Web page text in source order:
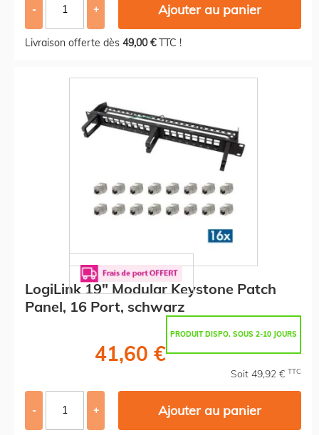
- + Ajouter au panier
Livraison offerte dès 49,00 €TTC !
LogiLink 19" Modular Keystone Patch
Panel, 16 Port, schwarz
PRODUIT DISPO. SOUS 2-10 JOURS
41,60 €
Soit 49,92 € TTC
- + Ajouter au panier